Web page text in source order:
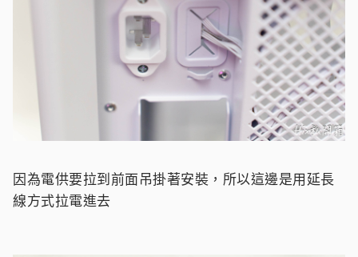
因為電供要拉到前面吊掛著安裝，所以這邊是用延長
線方式拉電進去